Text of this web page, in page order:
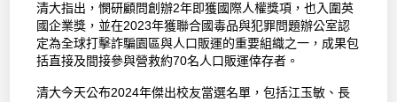
清大指出，憫研顧問創辦2年即獲國際人權獎項，也入圍英
國企業獎，並在2023年獲聯合國毒品與犯罪問題辦公室認
定為全球打擊詐騙園區與人口販運的重要組織之一，成果包
括直接及間接參與營救約70名人口販運倖存者。
清大今天公布2024年傑出校友當選名單，包括江玉敏、長